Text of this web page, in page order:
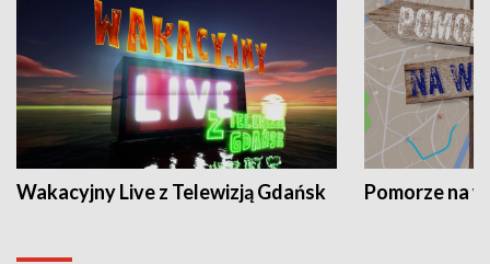
Wakacyjny Live z Telewizją Gdańsk Pomorze na